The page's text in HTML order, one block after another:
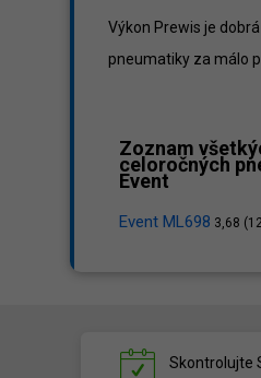
Výkon Prewis je
pneumatiky za málo
Zoznam
celoročných
Event
Event ML698 3,68
Skontrolujte